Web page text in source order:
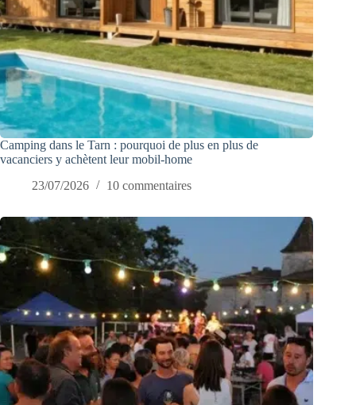
Camping dans le Tarn : pourquoi de plus en plus de
vacanciers y achètent leur mobil-home
23/07/2026
10 commentaires